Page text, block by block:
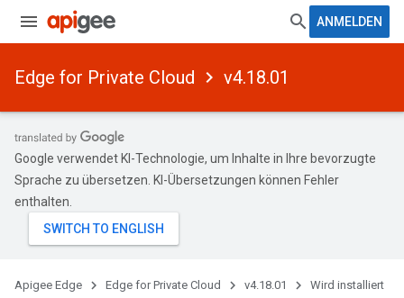
ANMELDEN
Edge for Private Cloud v4.18.01
Google verwendet KI-Technologie, um Inhalte in Ihre bevorzugte
Sprache zu übersetzen. KI-Übersetzungen können Fehler
enthalten.
Apigee Edge Edge for Private Cloud v4.18.01 Wird installiert